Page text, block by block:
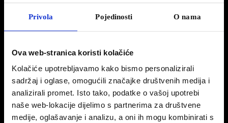
Privola Pojedinosti O nama
Ova web-stranica koristi kolačiće
Kolačiće upotrebljavamo kako bismo personalizirali
sadržaj i oglase, omogućili značajke društvenih medija i
analizirali promet. Isto tako, podatke o vašoj upotrebi
naše web-lokacije dijelimo s partnerima za društvene
medije, oglašavanje i analizu, a oni ih mogu kombinirati s
NAJBOLJA POREZNA REFORMA!
Najbolja porezna reforma ona je u Peugeotovim salonima! Iskoristite priliku i prije
uštedu do 10.000 kn.
Ne zaboravite, posebna ponuda traje svega do kraja ovog mjeseca i vrijedi na vozila sa
zalihe kod Autogrifona!